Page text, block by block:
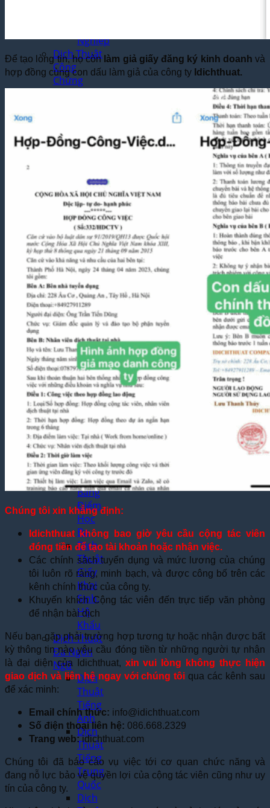
Nghiệp
Dịch Thuật
Công
Chứng
Chứng
Lấy
Nội
Dịch
Vụ
Công
Chứng
Nhanh
Theo
Yêu
Cầu
Dịch
Thuật
Cáo
Tài
Chính
Dịch
Thuật
Đồng
Nhanh
Chóng
Dịch
Thuật
Bảng
Điểm
Học
Bạ
Dịch
Thuật
Giấy
Khai
Sinh,
Hộ
Khẩu
Dịch Thuật
Đa Ngôn
Ngữ
Dịch
Thuật
Tiếng
Anh
Dịch
Thuật
Tiếng
Trung
Quốc
Dịch
Để tạo lòng tin, họ còn làm giả giấy đăng ký kinh doanh và
hợp đồng cùng con dấu làm giả của công ty Idichthuat.
Chúng tôi xin khẳng định:
Idichthuat không bao giờ yêu cầu cộng tác viên
đóng tiền để tạo tài khoản hoặc nhận việc.
Các chính sách tuyển dụng và mức lương của chúng
tôi luôn rõ ràng, minh bạch, và được công bố trên các
kênh chính thức của công ty.
Khuyến khích Cộng tác viên đến trực tiếp văn phòng
để nhận bài dịch
Nếu bạn gặp phải trường hợp tương tự hoặc nhận được bất
kỳ thông tin nào yêu cầu đóng tiền từ những người tự nhận
là đại diện của Idichthuat, xin vui lòng không thực hiện
giao dịch và liên hệ ngay với chúng tôi qua các kênh sau
để xác minh:
Email chính thức: info@idichthuat.com
Số điện thoại liên hệ: 086.668.2329
Trang web:idichthuat.com
Chúng tôi đã báo cáo vụ việc tới cơ quan chức năng và
đang nỗ lực bảo vệ quyền lợi của cộng tác viên cũng như uy
tín của công ty.